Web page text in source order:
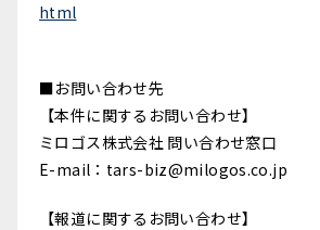
html
■お問い合わせ先
【本件に関するお問い合わせ】
ミロゴス株式会社 問い合わせ窓口
E-mail：tars-biz@milogos.co.jp
【報道に関するお問い合わせ】